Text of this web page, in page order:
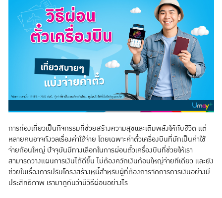
การท่องเที่ยวเป็นกิจกรรมที่ช่วยสร้างความสุขและเติมพลังให้กับชีวิต แต่
หลายคนอาจกังวลเรื่องค่าใช้จ่าย โดยเฉพาะค่าตั๋วเครื่องบินที่มักเป็นค่าใช้
จ่ายก้อนใหญ่ ปัจจุบันมีทางเลือกในการผ่อนตั๋วเครื่องบินที่ช่วยให้เรา
สามารถวางแผนการเงินได้ดีขึ้น ไม่ต้องควักเงินก้อนใหญ่จ่ายทีเดียว และยัง
ช่วยในเรื่องการปรับโครงสร้างหนี้สำหรับผู้ที่ต้องการจัดการการเงินอย่างมี
ประสิทธิภาพ เรามาดูกันว่ามีวิธีผ่อนอย่างไร